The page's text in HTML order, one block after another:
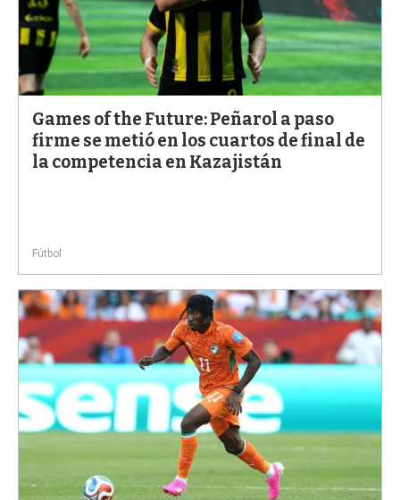
Games of the Future: Peñarol a paso
firme se metió en los cuartos de final de
la competencia en Kazajistán
Fútbol